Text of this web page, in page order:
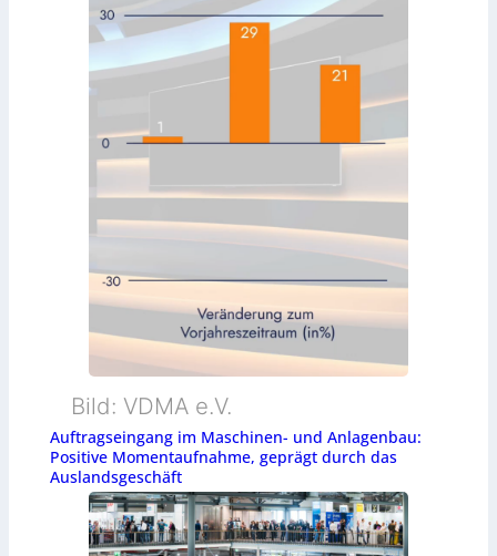
Bild: VDMA e.V.
Auftragseingang im Maschinen- und Anlagenbau:
Positive Momentaufnahme, geprägt durch das
Auslandsgeschäft